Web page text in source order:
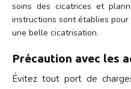
soins des cicatrices et
instructions sont établies
une belle cicatrisation.
Précaution avec les
Évitez tout port de